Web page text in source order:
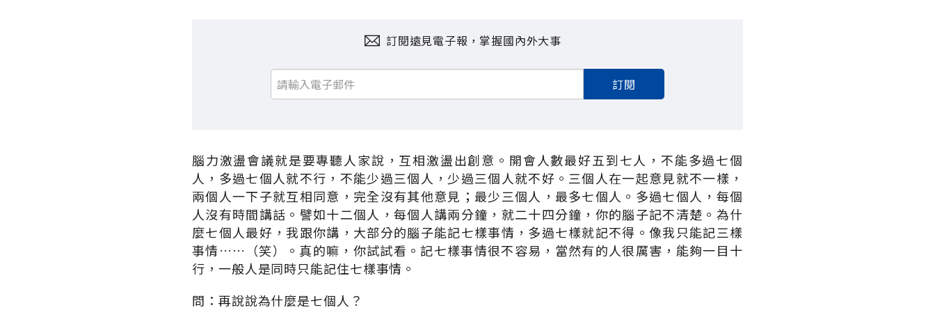
訂閱遠見電子報，掌握國內外大事
訂閱
腦力激盪會議就是要專聽人家說，互相激盪出創意。開會人數最好五到七人，不能多過七個
人，多過七個人就不行，不能少過三個人，少過三個人就不好。三個人在一起意見就不一樣，
兩個人一下子就互相同意，完全沒有其他意見；最少三個人，最多七個人。多過七個人，每個
人沒有時間講話。譬如十二個人，每個人講兩分鐘，就二十四分鐘，你的腦子記不清楚。為什
麼七個人最好，我跟你講，大部分的腦子能記七樣事情，多過七樣就記不得。像我只能記三樣
事情……（笑）。真的嘛，你試試看。記七樣事情很不容易，當然有的人很厲害，能夠一目十
行，一般人是同時只能記住七樣事情。
問：再說說為什麼是七個人？